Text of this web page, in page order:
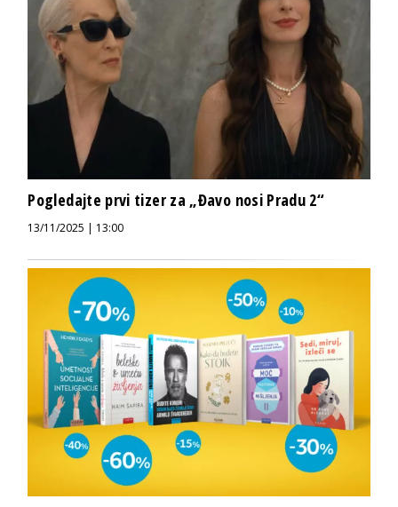
Pogledajte prvi tizer za „Đavo nosi Pradu 2“
13/11/2025 | 13:00